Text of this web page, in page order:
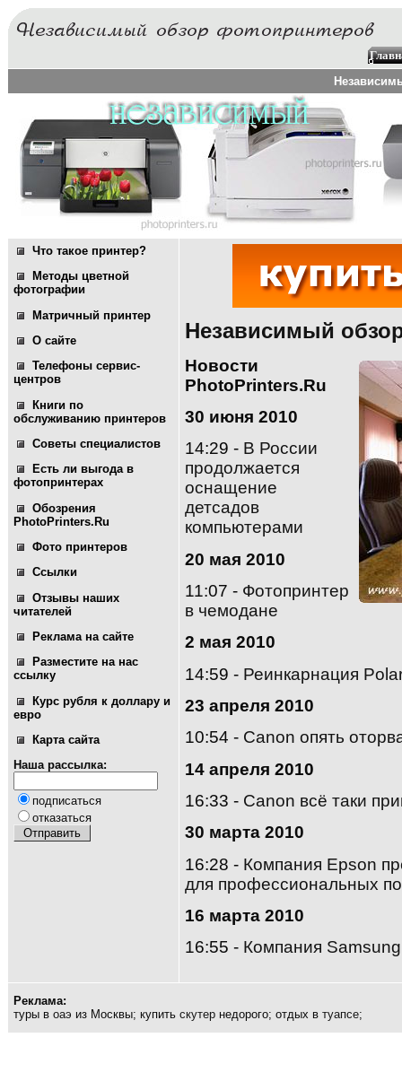
Что такое принтер?
Методы цветной
фотографии
Матричный принтер
О сайте
Телефоны сервис-
центров
Книги по
обслуживанию принтеров
Советы специалистов
Есть ли выгода в
фотопринтерах
Обозрения
PhotoPrinters.Ru
Фото принтеров
Ссылки
Отзывы наших
читателей
Реклама на сайте
Разместите на нас
ссылку
Курс рубля к доллару и
евро
Карта сайта
Наша рассылка:
подписаться
отказаться
Независимый
Новости
PhotoPrinters.Ru
30 июня 2010
14:29 - В России
продолжается
оснащение
детсадов
компьютерами
20 мая 2010
11:07 - Фотопринтер
в чемодане
2 мая 2010
14:59 - Реинкарнация
23 апреля 2010
10:54 - Canon опять
14 апреля 2010
16:33 - Canon всё таки
30 марта 2010
16:28 - Компания Epson
для профессиональных
16 марта 2010
16:55 - Компания
Peклaмa:
туры в оаэ из Москвы; купить скутер недорого; отдых в туапсе;